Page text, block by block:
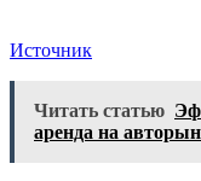
Источник
Читать статью
аренда на